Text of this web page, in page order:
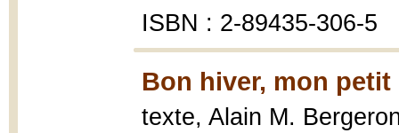
ISBN : 2-89435-306-5
Bon hiver, mon
texte, Alain M.